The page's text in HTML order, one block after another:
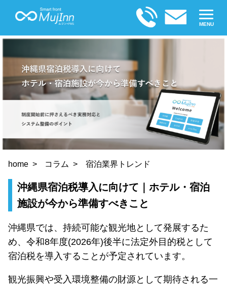
MENU
home コラム 宿泊業界トレンド
沖縄県宿泊税導入に向けて｜ホテル・宿泊
施設が今から準備すべきこと
沖縄県では、持続可能な観光地として発展するた
め、令和8年度(2026年)後半に法定外目的税として
宿泊税を導入することが予定されています。
観光振興や受入環境整備の財源として期待される一